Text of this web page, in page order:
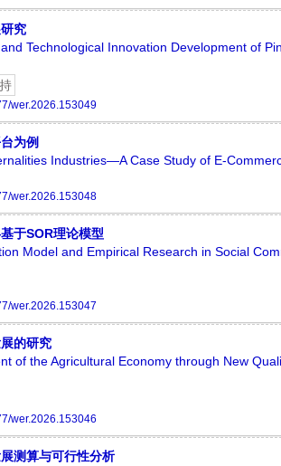
究
Technological Innovation Development of
wer.2026.153049
为例
Industries—A Case Study of E-
wer.2026.153048
于SOR理论模型
Model and Empirical Research in Social
wer.2026.153047
的研究
of the Agricultural Economy through New
wer.2026.153046
测算与可行性分析